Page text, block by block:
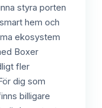
styra porten
hem och
ekosystem
Boxer
fler
dig som
billigare